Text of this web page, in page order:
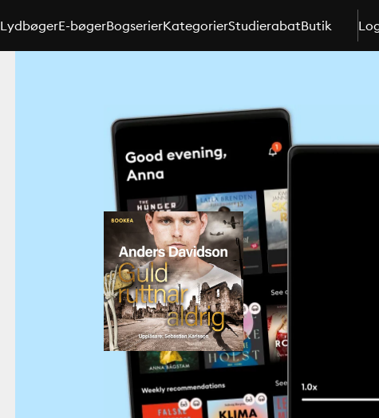
LydbøgerE-bøgerBogserierKategorierStudierabatButik